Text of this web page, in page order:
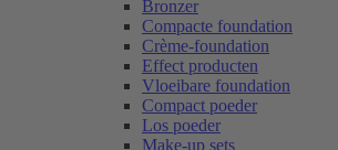
Bronzer
Compacte foundation
Crème-foundation
Effect producten
Vloeibare foundation
Compact poeder
Los poeder
Make-up sets